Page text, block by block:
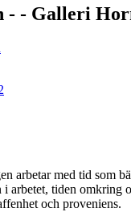
- - Galleri
arbetar med tid som
i arbetet, tiden omkring
och proveniens.